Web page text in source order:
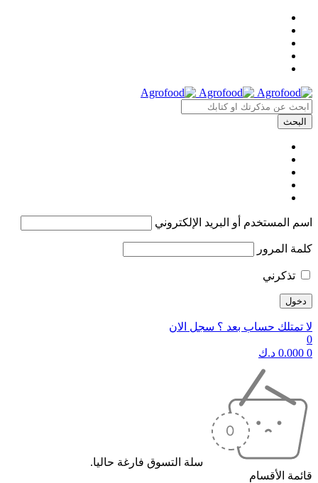
اسم المستخدم أو البريد الإلكتروني
كلمة المرور
تذكرني
لا تمتلك حساب بعد ؟ سجل الان
0
0
0.000 د.ك
سلة التسوق فارغة حاليا.
قائمة الأقسام